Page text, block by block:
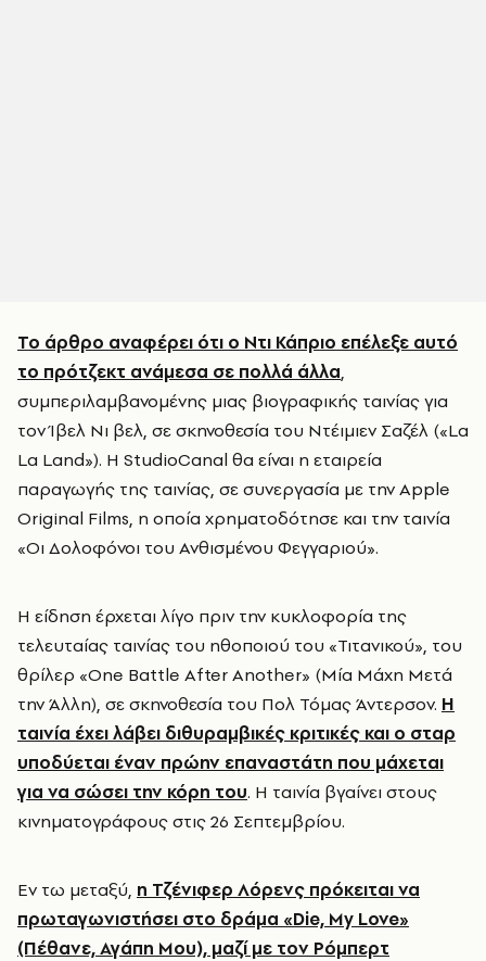
Το άρθρο αναφέρει ότι ο Ντι Κάπριο επέλεξε αυτό
το πρότζεκτ ανάμεσα σε πολλά άλλα,
συμπεριλαμβανομένης μιας βιογραφικής ταινίας για
τον Ίβελ Νι βελ, σε σκηνοθεσία του Ντέιμιεν Σαζέλ («La
La Land»). Η StudioCanal θα είναι η εταιρεία
παραγωγής της ταινίας, σε συνεργασία με την Apple
Original Films, η οποία χρηματοδότησε και την ταινία
«Οι Δολοφόνοι του Ανθισμένου Φεγγαριού».
Η είδηση έρχεται λίγο πριν την κυκλοφορία της
τελευταίας ταινίας του ηθοποιού του «Τιτανικού», του
θρίλερ «One Battle After Another» (Μία Μάχη Μετά
την Άλλη), σε σκηνοθεσία του Πολ Τόμας Άντερσον. Η
ταινία έχει λάβει διθυραμβικές κριτικές και ο σταρ
υποδύεται έναν πρώην επαναστάτη που μάχεται
για να σώσει την κόρη του. Η ταινία βγαίνει στους
κινηματογράφους στις 26 Σεπτεμβρίου.
Εν τω μεταξύ, η Τζένιφερ Λόρενς πρόκειται να
πρωταγωνιστήσει στο δράμα «Die, My Love»
(Πέθανε, Αγάπη Μου), μαζί με τον Ρόμπερτ